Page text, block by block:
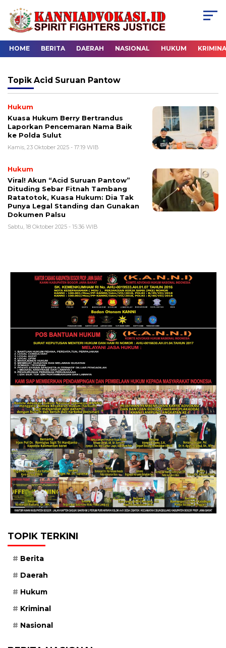
HOME BERITA DAERAH NASIONAL HUKUM
Topik Acid Suruan Pantow
Hukum
Kuasa Hukum Berry Bertrandus
Laporkan Pencemaran Nama Baik
ke Polda Sulut
Kamis, 23 Oktober 2025 - 17:19 WIB
Hukum
Viral! Akun “Acid Suruan Pantow”
Dituding Sebar Fitnah Tambang
Ratatotok, Kuasa Hukum: Dia Tak
Punya Legal Standing dan Gunakan
Dokumen Palsu
Sabtu, 18 Oktober 2025 - 15:36 WIB
TOPIK TERKINI
Berita
Daerah
Hukum
Kriminal
Nasional